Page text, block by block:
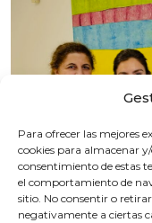
Para ofrecer las mejores
cookies para almacenar
consentimiento de estas
el comportamiento de
sitio. No consentir o
negativamente a ciertas
Visita de la Dra.